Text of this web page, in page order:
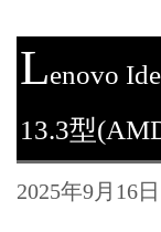
Lenovo
13.3型
2025年9月16日